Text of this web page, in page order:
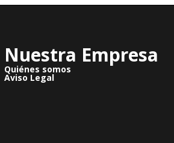
Nuestra Empresa
Quiénes somos
Aviso Legal